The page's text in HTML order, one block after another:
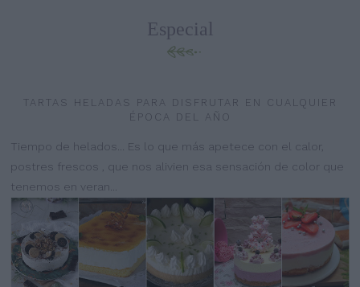
Especial
TARTAS HELADAS PARA DISFRUTAR EN CUALQUIER
ÉPOCA DEL AÑO
Tiempo de helados... Es lo que más apetece con el calor,
postres frescos , que nos alivien esa sensación de color que
tenemos en veran...